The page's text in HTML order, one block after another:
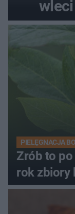
PIELĘGNACJA
Zrób to
rok zbiory